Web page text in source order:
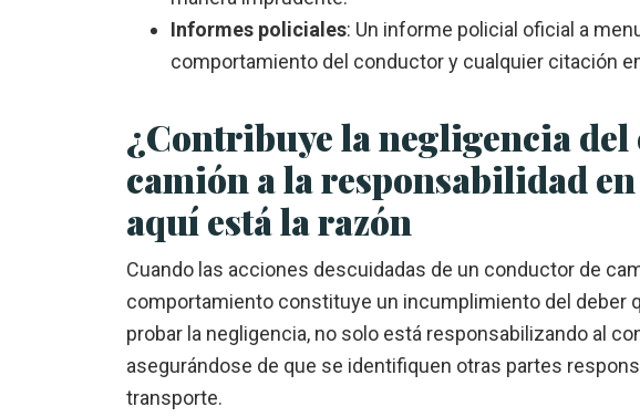
Informes policiales: Un informe policial oficial a
comportamiento del conductor y cualquier citación
¿Contribuye la negligencia del
camión a la responsabilidad
aquí está la razón
Cuando las acciones descuidadas de un conductor de
comportamiento constituye un incumplimiento del deber
probar la negligencia, no solo está responsabilizando al
asegurándose de que se identifiquen otras partes
transporte.